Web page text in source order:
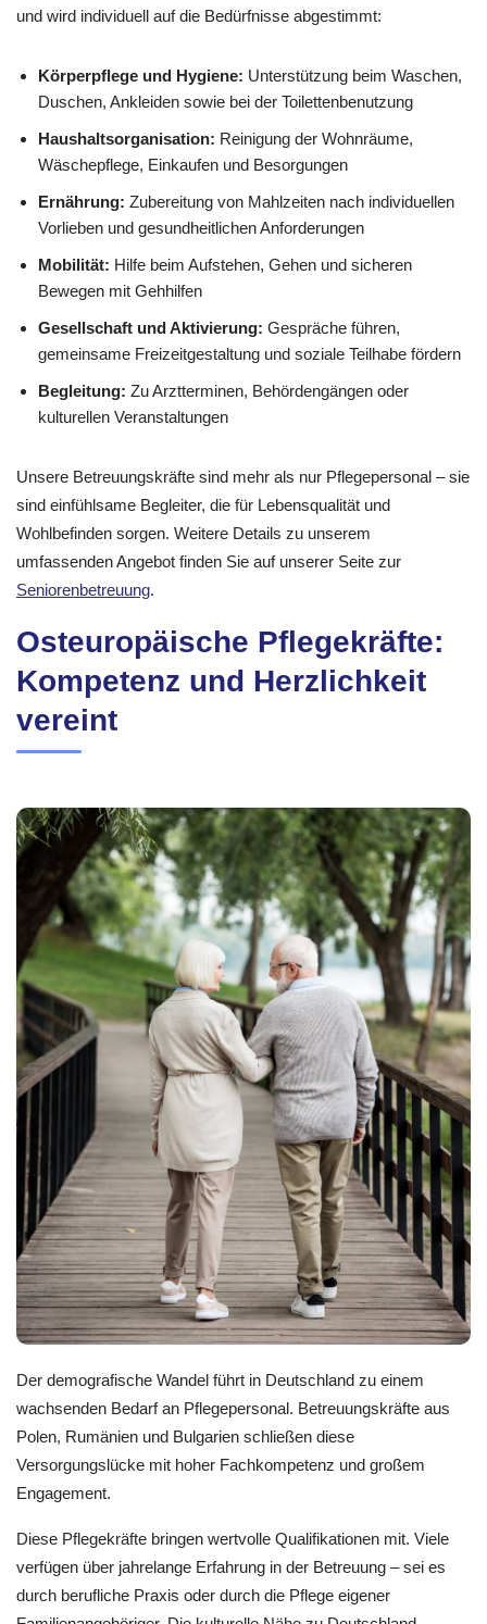
und wird individuell auf die Bedürfnisse abgestimmt:
Körperpflege und Hygiene: Unterstützung beim Waschen,
Duschen, Ankleiden sowie bei der Toilettenbenutzung
Haushaltsorganisation: Reinigung der Wohnräume,
Wäschepflege, Einkaufen und Besorgungen
Ernährung: Zubereitung von Mahlzeiten nach individuellen
Vorlieben und gesundheitlichen Anforderungen
Mobilität: Hilfe beim Aufstehen, Gehen und sicheren
Bewegen mit Gehhilfen
Gesellschaft und Aktivierung: Gespräche führen,
gemeinsame Freizeitgestaltung und soziale Teilhabe fördern
Begleitung: Zu Arztterminen, Behördengängen oder
kulturellen Veranstaltungen
Unsere Betreuungskräfte sind mehr als nur Pflegepersonal – sie
sind einfühlsame Begleiter, die für Lebensqualität und
Wohlbefinden sorgen. Weitere Details zu unserem
umfassenden Angebot finden Sie auf unserer Seite zur
Seniorenbetreuung.
Osteuropäische Pflegekräfte:
Kompetenz und Herzlichkeit
vereint
Der demografische Wandel führt in Deutschland zu einem
wachsenden Bedarf an Pflegepersonal. Betreuungskräfte aus
Polen, Rumänien und Bulgarien schließen diese
Versorgungslücke mit hoher Fachkompetenz und großem
Engagement.
Diese Pflegekräfte bringen wertvolle Qualifikationen mit. Viele
verfügen über jahrelange Erfahrung in der Betreuung – sei es
durch berufliche Praxis oder durch die Pflege eigener